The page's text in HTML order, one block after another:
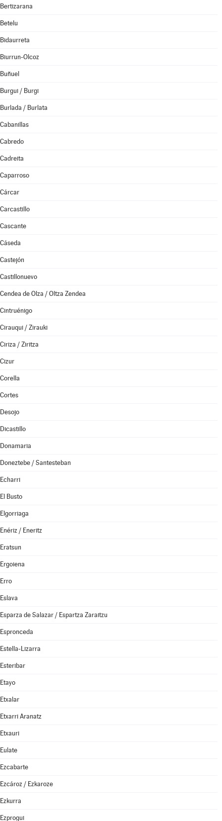
Bertizarana
Betelu
Bidaurreta
Biurrun-Olcoz
Buñuel
Burgui / Burgi
Burlada / Burlata
Cabanillas
Cabredo
Cadreita
Caparroso
Cárcar
Carcastillo
Cascante
Cáseda
Castejón
Castillonuevo
Cendea de Olza / Oltza Zendea
Cintruénigo
Cirauqui / Zirauki
Ciriza / Ziritza
Cizur
Corella
Cortes
Desojo
Dicastillo
Donamaria
Doneztebe / Santesteban
Echarri
El Busto
Elgorriaga
Enériz / Eneritz
Eratsun
Ergoiena
Erro
Eslava
Esparza de Salazar / Espartza Zaraitzu
Espronceda
Estella-Lizarra
Esteribar
Etayo
Etxalar
Etxarri Aranatz
Etxauri
Eulate
Ezcabarte
Ezcároz / Ezkaroze
Ezkurra
Ezprogui